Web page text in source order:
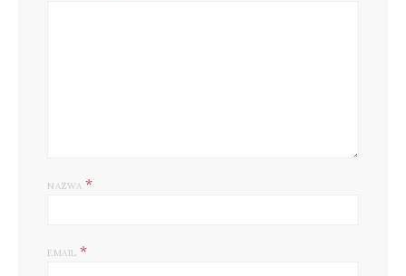
NAZWA *
EMAIL *